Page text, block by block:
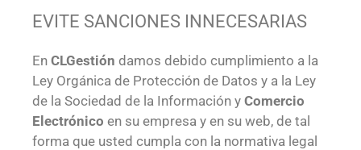
EVITE SANCIONES INNECESARIAS
En CLGestión damos debido cumplimiento a la
Ley Orgánica de Protección de Datos y a la Ley
de la Sociedad de la Información y Comercio
Electrónico en su empresa y en su web, de tal
forma que usted cumpla con la normativa legal